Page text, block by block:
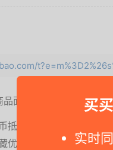
买
实时
品面价
抵扣（手动领取）
优惠】，购买更省！